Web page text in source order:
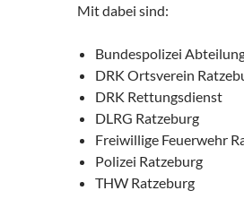
Mit dabei sind:
Bundespolizei
DRK Ortsverein
DRK Rettungsdienst
DLRG Ratzeburg
Freiwillige Feuerwehr
Polizei Ratzeburg
THW Ratzeburg